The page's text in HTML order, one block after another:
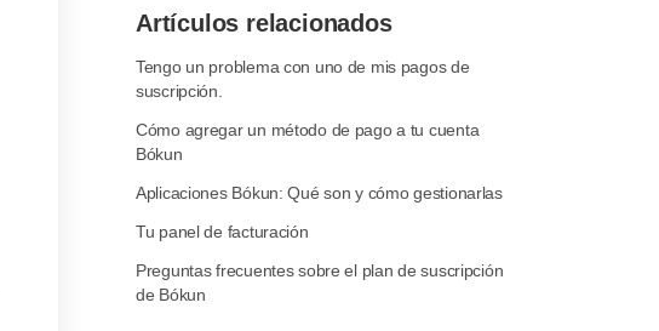
Artículos relacionados
Tengo un problema con uno de mis pagos de
suscripción.
Cómo agregar un método de pago a tu cuenta
Bókun
Aplicaciones Bókun: Qué son y cómo gestionarlas
Tu panel de facturación
Preguntas frecuentes sobre el plan de suscripción
de Bókun